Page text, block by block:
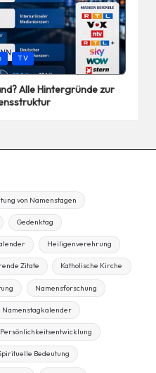
TV
Alle Hintergründe zur
von Namenstagen
Gedenktag
Heiligenverehrung
Zitate Katholische Kirche
Namensforschung
Namenstagkalender
Persönlichkeitsentwicklung
Bedeutung